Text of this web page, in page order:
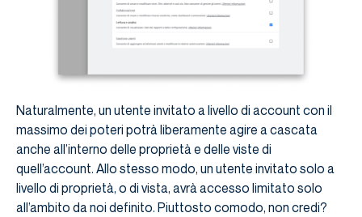
Naturalmente, un utente invitato a livello di account con il
massimo dei poteri potrà liberamente agire a cascata
anche all’interno delle proprietà e delle viste di
quell’account. Allo stesso modo, un utente invitato solo a
livello di proprietà, o di vista, avrà accesso limitato solo
all’ambito da noi definito. Piuttosto comodo, non credi?